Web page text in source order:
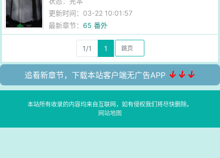
更新时间：03-22 10:01:57
最新章节： 65 番外
1/1 1
追看新章节，下载本站客户端无广告APP ↓↓↓
本站所有收录的内容均来自互联网，如有侵权我们将尽快删除。
网站地图